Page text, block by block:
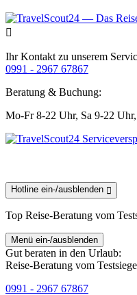
Ihr Kontakt zu unserem
0991 - 2967 67867
Beratung & Buchung:
Mo-Fr 8-22 Uhr, Sa 9-22 Uhr,
Hotline ein-/ausblenden
Top Reise-Beratung vom
Menü ein-/ausblenden
Gut beraten in den Urlaub:
Reise-Beratung vom
0991 - 2967 67867